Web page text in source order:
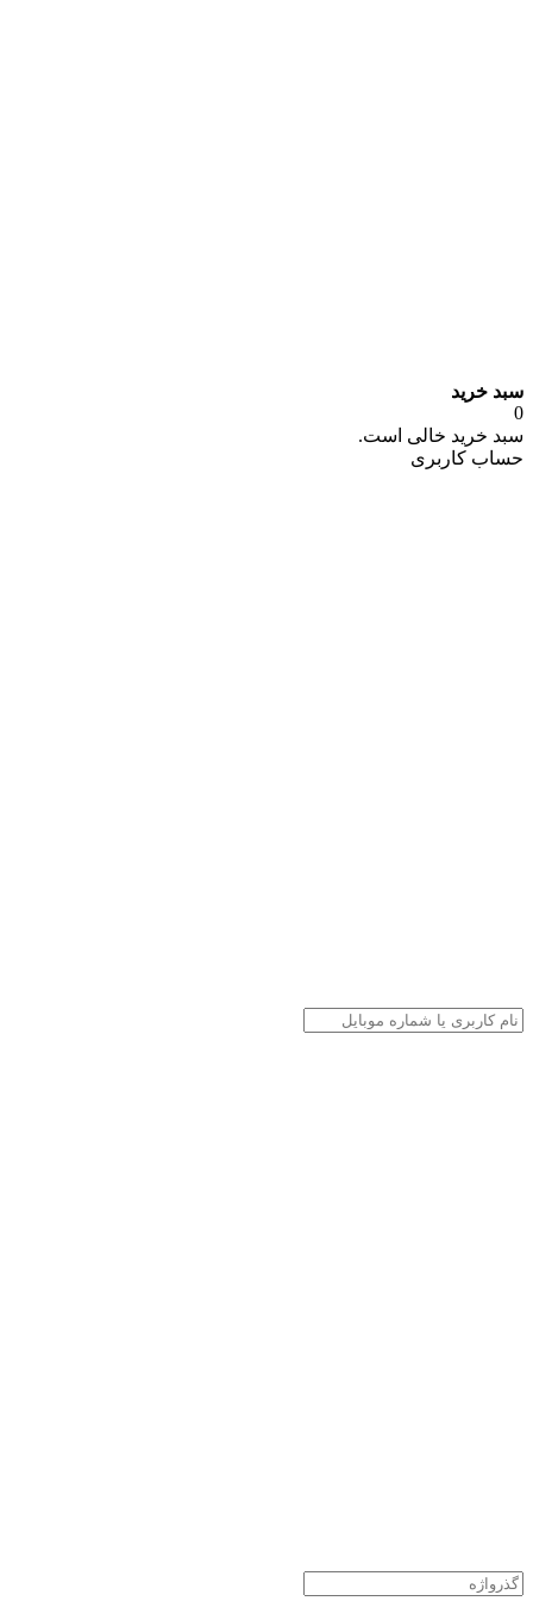
سبد خرید
0
سبد خرید خالی است.
حساب کاربری